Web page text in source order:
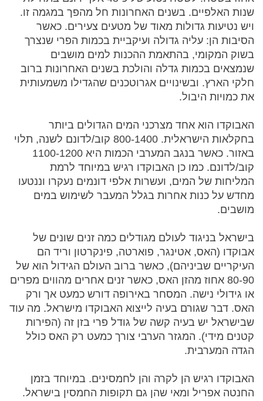
שנות האלפיים. בשנים האחרונות חל מהפך במגמה זו.
ויש נטיעות גדולות מאוד של מטעים צעירים. כאשר
הסיבות הן: עליה גדולה ועיקביית בכמות הפרי שנצרך
בשוק המקומי, בהתאמת ההכנות למים מושבים
שנמצאים בכמות גדלה והולכת בשנים האחרונות ברוב
חלקי הארץ. ובשינויים אגרוטכנים שהגדילו משמעותית
את כמויות היבול.
האבוקדו הוא אחד מצרכני המים הגדולים ביותר
בחקלאות הישראלית. 800-1400 קוב/לדונם לשנה, תלוי
באזור. כאשר בנגב המערבי הכמות היא 1100-1200
קוב/לדונם. כמו כן האבוקדו רגיש במיוחד לרמת
המליחות של המים, ועשרות אלפי דונמים נעקרו וננטעו
מחדש על כנות אחרות בגלל המעבר לשימוש במים
מושבים.
בישראל בניגוד לעולם מגודלים כמה זנים שונים של
אבוקדו (האס, אטינגר, פוארטה, פינקרטון וריד הם
העיקריים שביניהם), כאשר ברוב העולם הגידול הוא של
80-90 אחוז מהזן האס, כאשר זנים אחרים מהווים מפרים
או גידולי נישה. המסחר באירופה דורש כמעט אך ורק
האס. דבר שגורם בעיה לייצוא האבוקדו מישראל. מה עוד
שבישראל יש בעיה קשה של גודל פרי בזן זה (הפירות
קטנים מידי). המגזר הערבי צורך כמעט רק האס כולל
הגדה המערבית.
האבוקדו רגיש הן לקרה והן לחמסינים. במיוחד בזמן
החנטה אפריל ומאי שהן גם תקופות החמסין בישראל.